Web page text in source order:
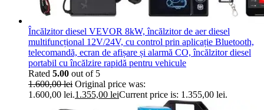
Încălzitor diesel VEVOR 8kW, încălzitor de aer diesel
multifuncțional 12V/24V, cu control prin aplicație Bluetooth,
telecomandă, ecran de afișare și alarmă CO, încălzitor diesel
portabil cu încălzire rapidă pentru vehicule
Rated 5.00 out of 5
1.600,00lei Original price was:
1.600,00 lei.1.355,00 leiCurrent price is: 1.355,00 lei.